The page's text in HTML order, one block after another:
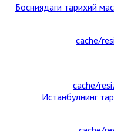
Босниядаги тарихий
Истанбулнинг